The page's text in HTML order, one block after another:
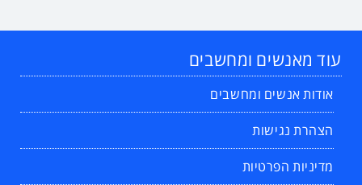
עוד מאנשים ומחשבים
אודות אנשים ומחשבים
הצהרת נגישות
מדיניות הפרטיות